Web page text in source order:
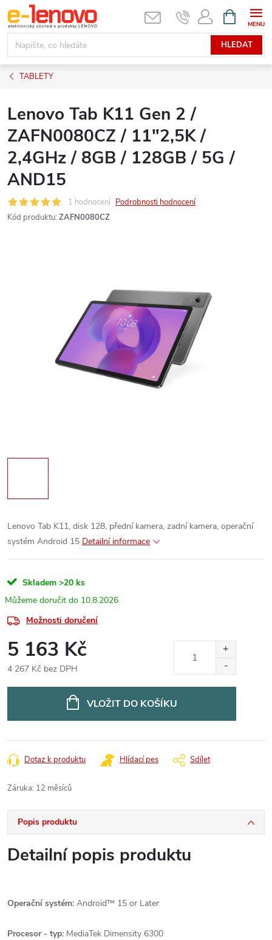
Přejít
na
obsah
HLEDAT
NÁKUPNÍ
KOŠÍK
TABLETY
Lenovo Tab K11 Gen 2 /
ZAFN0080CZ / 11"2,5K /
2,4GHz / 8GB / 128GB / 5G /
AND15
1 hodnocení Podrobnosti hodnocení
Kód produktu: ZAFN0080CZ
Lenovo Tab K11, disk 128, přední kamera, zadní kamera, operační
systém Android 15 Detailní informace
Skladem >20 ks
10.8.2026
Možnosti doručení
5 163 Kč
4 267 Kč bez DPH
VLOŽIT DO KOŠÍKU
Dotaz k produktu Hlídací pes Sdílet
Záruka: 12 měsíců
Popis produktu
Detailní popis produktu
Operační systém: Android™ 15 or Later
Procesor - typ: MediaTek Dimensity 6300